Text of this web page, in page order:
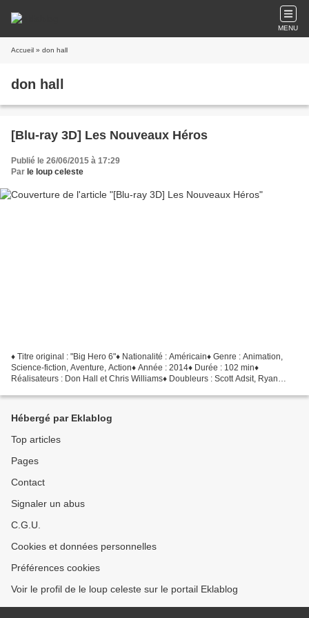
MENU
Accueil » don hall
don hall
[Blu-ray 3D] Les Nouveaux Héros
Publié le 26/06/2015 à 17:29
Par le loup celeste
♦ Titre original : "Big Hero 6"♦ Nationalité : Américain♦ Genre : Animation,
Science-fiction, Aventure, Action♦ Année : 2014♦ Durée : 102 min♦
Réalisateurs : Don Hall et Chris Williams♦ Doubleurs : Scott Adsit, Ryan
Hébergé par Eklablog
Top articles
Pages
Contact
Signaler un abus
C.G.U.
Cookies et données personnelles
Préférences cookies
Voir le profil de le loup celeste sur le portail Eklablog